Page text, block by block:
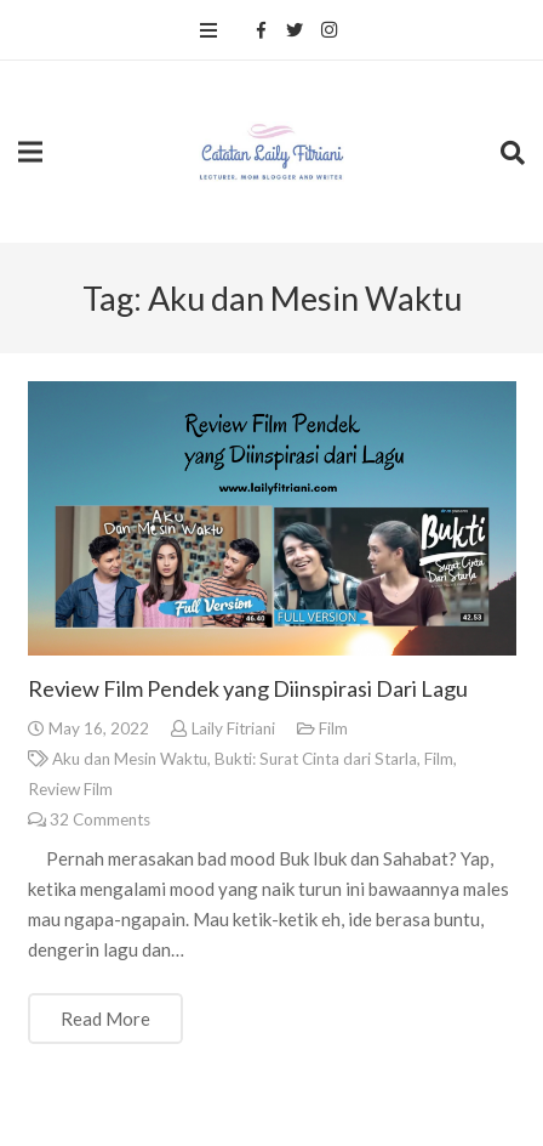
Tag: Aku dan Mesin Waktu
Review Film Pendek yang Diinspirasi Dari Lagu
May 16, 2022 Laily Fitriani
Film
Aku dan Mesin Waktu, Bukti: Surat Cinta dari Starla, Film,
Review Film
32 Comments
Pernah merasakan bad mood Buk Ibuk dan Sahabat? Yap,
ketika mengalami mood yang naik turun ini bawaannya males
mau ngapa-ngapain. Mau ketik-ketik eh, ide berasa buntu,
dengerin lagu dan…
Read More